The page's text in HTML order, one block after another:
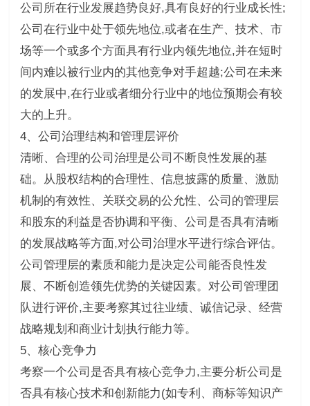
公司所在行业发展趋势良好,具有良好的行业成长性;
公司在行业中处于领先地位,或者在生产、技术、市
场等一个或多个方面具有行业内领先地位,并在短时
间内难以被行业内的其他竞争对手超越;公司在未来
的发展中,在行业或者细分行业中的地位预期会有较
大的上升。
4、公司治理结构和管理层评价
清晰、合理的公司治理是公司不断良性发展的基
础。从股权结构的合理性、信息披露的质量、激励
机制的有效性、关联交易的公允性、公司的管理层
和股东的利益是否协调和平衡、公司是否具有清晰
的发展战略等方面,对公司治理水平进行综合评估。
公司管理层的素质和能力是决定公司能否良性发
展、不断创造领先优势的关键因素。对公司管理团
队进行评价,主要考察其过往业绩、诚信记录、经营
战略规划和商业计划执行能力等。
5、核心竞争力
考察一个公司是否具有核心竞争力,主要分析公司是
否具有核心技术和创新能力(如专利、商标等知识产